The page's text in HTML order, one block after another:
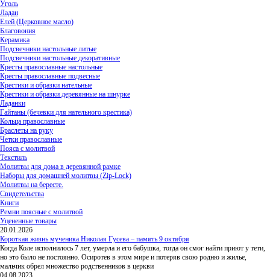
Уголь
Ладан
Елей (Церковное масло)
Благовония
Керамика
Подсвечники настольные литые
Подсвечники настольные декоративные
Кресты православные настольные
Кресты православные подвесные
Крестики и образки нательные
Крестики и образки деревянные на шнурке
Ладанки
Гайтаны (бечевки для нательного крестика)
Кольца православные
Браслеты на руку
Четки православные
Пояса с молитвой
Текстиль
Молитвы для дома в деревянной рамке
Наборы для домашней молитвы (Zip-Lock)
Молитвы на бересте.
Свидетельства
Книги
Ремни поясные с молитвой
Уцененные товары
20.01.2026
Короткая жизнь мученика Николая Гусева – память 9 октября
Когда Коле исполнилось 7 лет, умерла и его бабушка, тогда он смог найти приют у тети,
но это было не постоянно. Осиротев в этом мире и потеряв свою родню и жилье,
мальчик обрел множество родственников в церкви
04.08.2023